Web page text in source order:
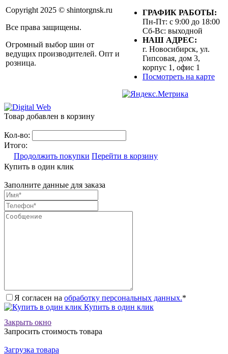
Copyright 2025 © shintorgnsk.ru
Все права защищены.
Огромный выбор шин от
ведущих производителей. Опт и
розница.
ГРАФИК РАБОТЫ:
Пн-Пт: с 9:00 до 18:00
Сб-Вс: выходной
НАШ АДРЕС:
г. Новосибирск, ул.
Гипсовая, дом 3,
корпус 1, офис 1
Посмотреть на карте
Товар добавлен в корзину
Кол-во:
Итого:
Продолжить покупки Перейти в корзину
Купить в один клик
Заполните данные для заказа
Я согласен на обработку персональных данных.*
Купить в один клик
Закрыть окно
Запросить стоимость товара
Загрузка товара